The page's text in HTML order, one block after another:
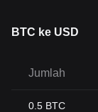
BTC ke USD
Jumlah
0.5 BTC